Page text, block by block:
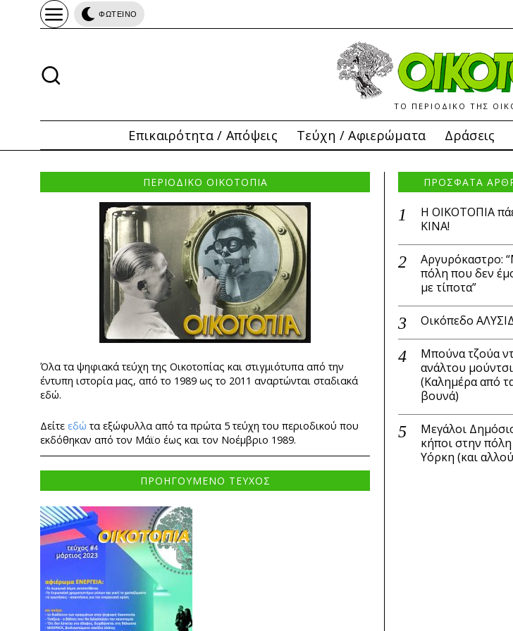
ΦΩΤΕΙΝΟ
ΤΟ ΠΕΡΙΟΔΙΚΟ ΤΗΣ
Επικαιρότητα / Απόψεις Τεύχη / Αφιερώματα Δράσεις
ΠΕΡΙΟΔΙΚΟ ΟΙΚΟΤΟΠΙΑ
Όλα τα ψηφιακά τεύχη της Οικοτοπίας και στιγμιότυπα από την
έντυπη ιστορία μας, από το 1989 ως το 2011 αναρτώνται σταδιακά
εδώ.
Δείτε εδώ τα εξώφυλλα από τα πρώτα 5 τεύχη του περιοδικού που
εκδόθηκαν από τον Μάϊο έως και τον Νοέμβριο 1989.
ΠΡΟΗΓΟΥΜΕΝΟ ΤΕΥΧΟΣ
ΠΡΟΣΦΑΤΑ
Η ΟΙΚΟΤΟΠΙΑ
ΚΙΝΑ!
Αργυρόκαστρο:
πόλη που δεν
με τίποτα”
Οικόπεδο
Μπούνα τζούα
ανάλτου μούντσι
(Καλημέρα από
βουνά)
Μεγάλοι
κήποι στην
Υόρκη (και